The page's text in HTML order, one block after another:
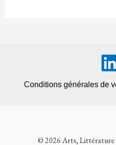
Conditions générales de
© 2026 Arts, Littérature